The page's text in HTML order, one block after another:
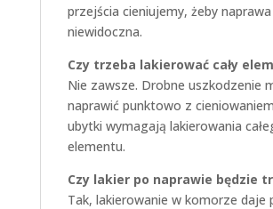
przejścia cieniujemy, żeby naprawa
niewidoczna.
Czy trzeba lakierować cały
Nie zawsze. Drobne uszkodzenie
naprawić punktowo z
ubytki wymagają lakierowania
elementu.
Czy lakier po naprawie będzie
Tak, lakierowanie w komorze daje